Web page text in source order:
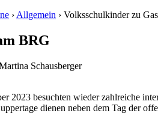
› Allgemein › Volksschulkinder zu
BRG
Schausberger
2023 besuchten wieder zahlreiche
dienen neben dem Tag der